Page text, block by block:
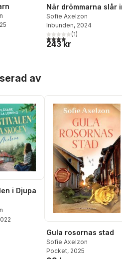
Totalt antal röster:
När drömmarna slår
Sofie Axelzon
Inbunden, 2024
4,0utav 5 stjärnor. Totalt
(1)
243 kr
av
i Djupa
Totalt antal röster:Gula rosornas stad
Sofie Axelzon
Pocket, 2025